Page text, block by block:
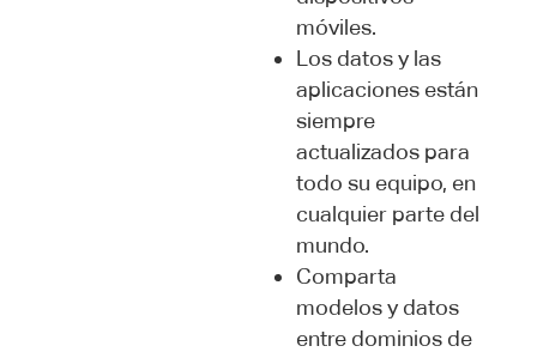
móviles.
Los datos y las
aplicaciones están
siempre
actualizados para
todo su equipo, en
cualquier parte del
mundo.
Comparta
modelos y datos
entre dominios de